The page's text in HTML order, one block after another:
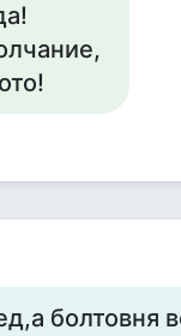
болтовня